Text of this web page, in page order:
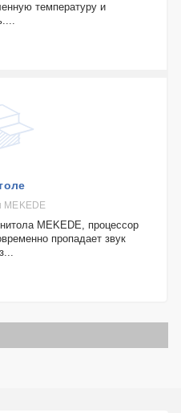
температуру и
MEKEDE
MEKEDE, процессор
пропадает звук